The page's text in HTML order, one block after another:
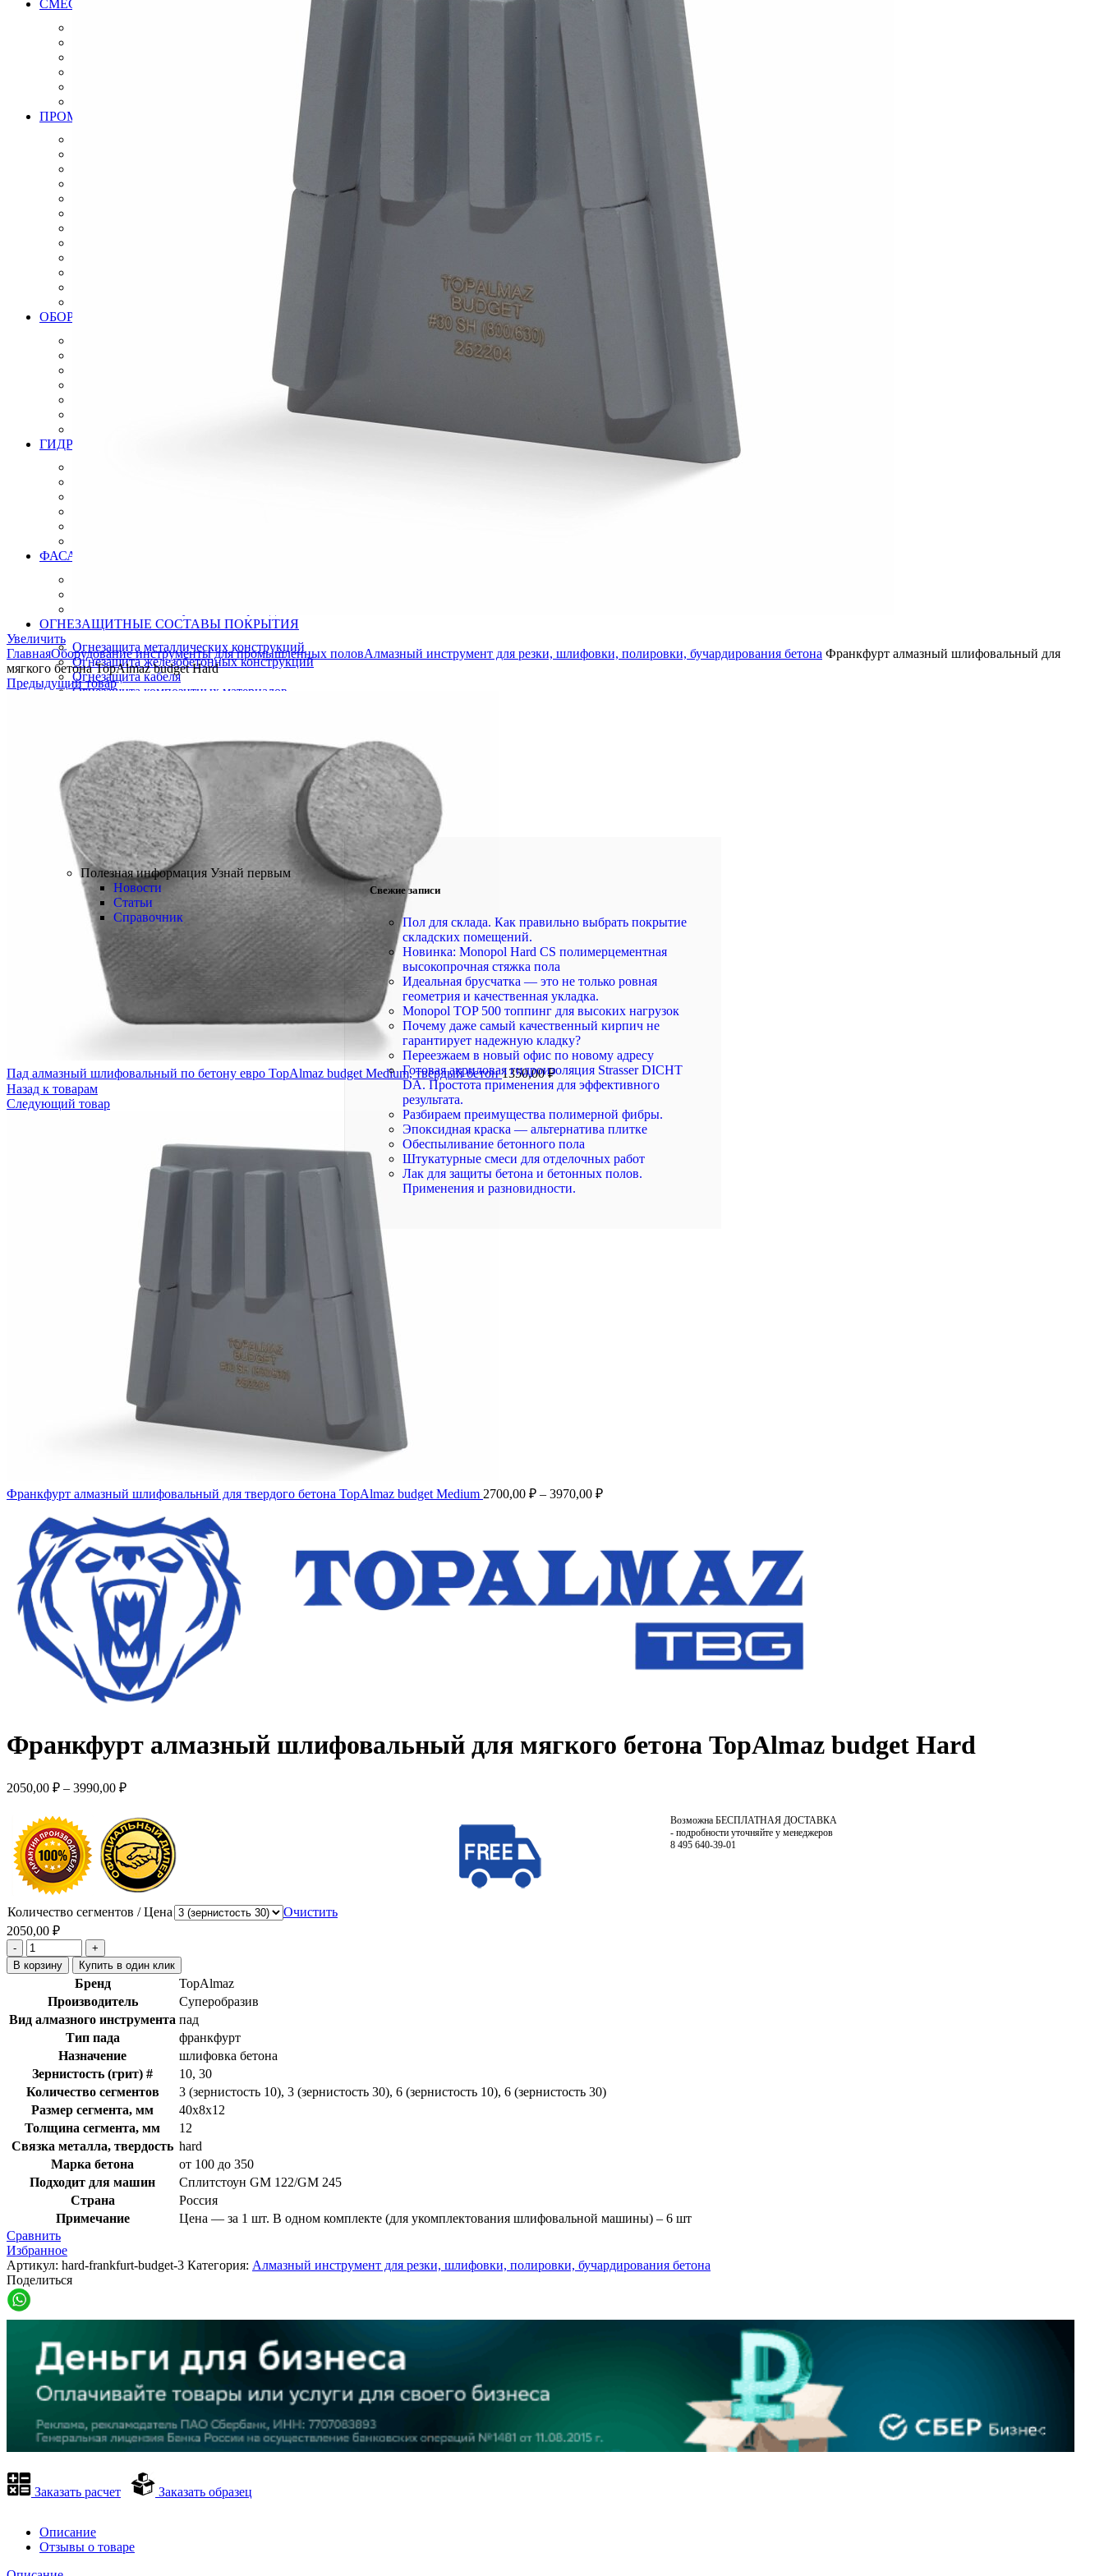
СМЕСИ РАСТВОРЫ ДЛЯ МОЩЕНИЯ БРУСЧАТКИ, КАМНЯ
Клей и затирка для плит натурального камня
ПРОМЫШЛЕННЫЕ ПОЛЫ
ОБОРУДОВАНИЕ ИНСТРУМЕНТЫ ДЛЯ ПРОМЫШЛЕННЫХ ПОЛОВ
Инструмент для полимерных полов
ГИДРОИЗОЛЯЦИЯ
ФАСАДНЫЕ СИСТЕМЫ УТЕПЛЕНИЯ
ОГНЕЗАЩИТНЫЕ СОСТАВЫ ПОКРЫТИЯ
Огнезащита металлических конструкций
Огнезащита железобетонных конструкций
Огнезащита кабеля
Огнезащита композитных материалов
Краски
Лаки
Пропитки
Грунтовки
БРЕНДЫ
Полезная информация
Полезная информация Узнай первым
Новости
Статьи
Справочник
Свежие записи
Пол для склада. Как правильно выбрать покрытие
складских помещений.
Новинка: Monopol Hard CS полимерцементная
высокопрочная стяжка пола
Идеальная брусчатка — это не только ровная
геометрия и качественная укладка.
Monopol TOP 500 топпинг для высоких нагрузок
Почему даже самый качественный кирпич не
гарантирует надежную кладку?
Переезжаем в новый офис по новому адресу
Готовая акриловая гидроизоляция Strasser DICHT
DA. Простота применения для эффективного
результата.
Разбираем преимущества полимерной фибры.
Эпоксидная краска — альтернатива плитке
Обеспыливание бетонного пола
Штукатурные смеси для отделочных работ
Лак для защиты бетона и бетонных полов.
Применения и разновидности.
Консультация без выходных: 9.00-20.00
8 (925) 543-83-07
Увеличить
ГлавнаяОборудование инструменты для промышленных половАлмазный инструмент для резки, шлифовки, полировки, бучардирования бетона Франкфурт алмазный шлифовальный для
мягкого бетона TopAlmaz budget Hard
Предыдущий товар
Пад алмазный шлифовальный по бетону евро TopAlmaz budget Medium, твердый бетон1350,00₽
Назад к товарам
Следующий товар
Франкфурт алмазный шлифовальный для твердого бетона TopAlmaz budget Medium 2700,00 ₽ – 3970,00 ₽
Франкфурт алмазный шлифовальный для мягкого бетона TopAlmaz budget Hard
2050,00 ₽ – 3990,00 ₽
Возможна БЕСПЛАТНАЯ ДОСТАВКА
- подробности уточняйте у менеджеров
8 495 640-39-01
Количество сегментов / Цена
Очистить
2050,00 ₽
В корзину Купить в один клик
Бренд
TopAlmaz
Производитель
Суперобразив
Вид алмазного инструмента пад
Тип пада
франкфурт
Назначение
шлифовка бетона
Зернистость (грит) #
10, 30
Количество сегментов
3 (зернистость 10), 3 (зернистость 30), 6 (зернистость 10), 6 (зернистость 30)
Размер сегмента, мм
40х8х12
Толщина сегмента, мм
12
Связка металла, твердость hard
Марка бетона
от 100 до 350
Подходит для машин
Сплитстоун GM 122/GM 245
Страна
Россия
Примечание
Цена — за 1 шт. В одном комплекте (для укомплектования шлифовальной машины) – 6 шт
Сравнить
Избранное
Артикул: hard-frankfurt-budget-3 Категория: Алмазный инструмент для резки, шлифовки, полировки, бучардирования бетона
Поделиться
Заказать расчет Заказать образец
Описание
Отзывы о товаре